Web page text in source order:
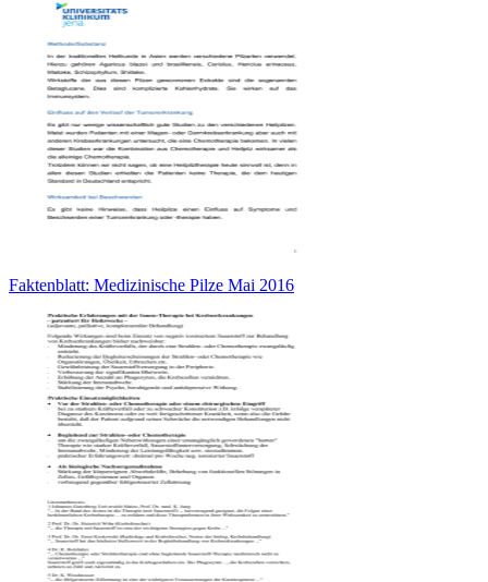
Faktenblatt: Medizinische Pilze Mai 2016